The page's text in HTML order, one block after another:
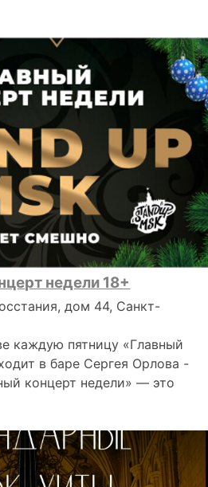
недели 18+
дом 44, Санкт-
каждую пятницу «Главный
в баре Сергея Орлова -
концерт недели» — это